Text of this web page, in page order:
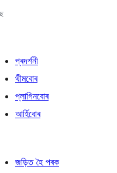
প্ৰদৰ্শনী
থীমবোৰ
প্লাগিনবোৰ
আৰ্হিবোৰ
জড়িত হৈ পৰক